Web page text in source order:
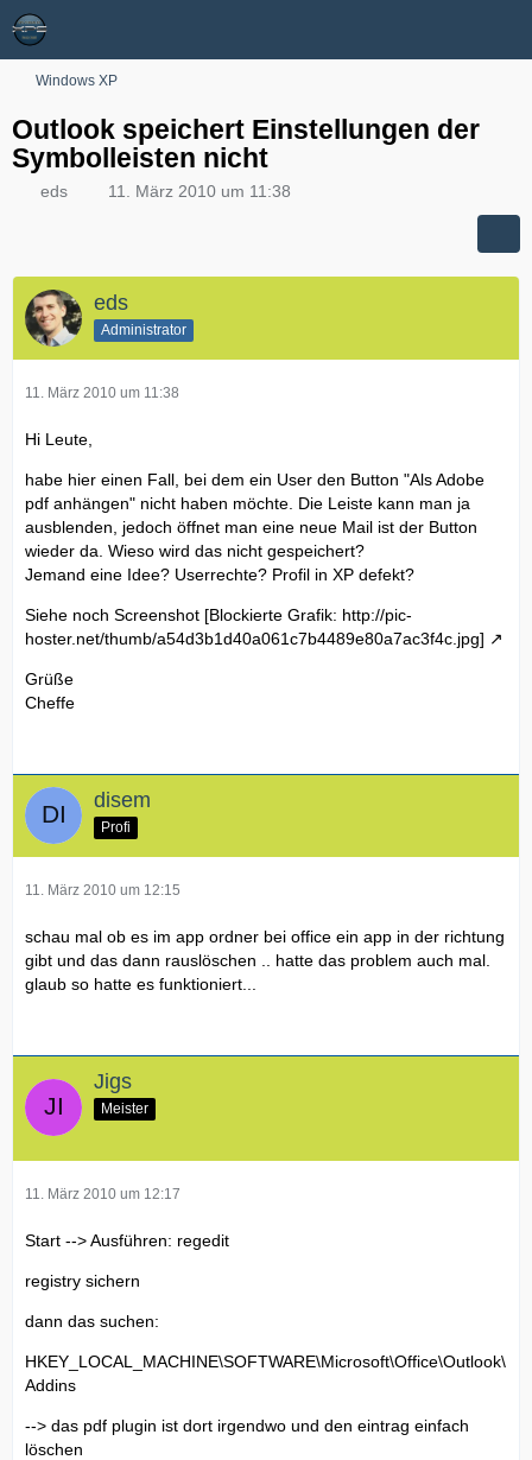
Windows XP
Outlook speichert Einstellungen der
Symbolleisten nicht
eds 11. März 2010 um 11:38
eds
Administrator
11. März 2010 um 11:38
Hi Leute,
habe hier einen Fall, bei dem ein User den Button "Als Adobe
pdf anhängen" nicht haben möchte. Die Leiste kann man ja
ausblenden, jedoch öffnet man eine neue Mail ist der Button
wieder da. Wieso wird das nicht gespeichert?
Jemand eine Idee? Userrechte? Profil in XP defekt?
Siehe noch Screenshot [Blockierte Grafik: http://pic-
hoster.net/thumb/a54d3b1d40a061c7b4489e80a7ac3f4c.jpg]
Grüße
Cheffe
disem
Profi
11. März 2010 um 12:15
schau mal ob es im app ordner bei office ein app in der richtung
gibt und das dann rauslöschen .. hatte das problem auch mal.
glaub so hatte es funktioniert...
Jigs
Meister
11. März 2010 um 12:17
Start --> Ausführen: regedit
registry sichern
dann das suchen:
HKEY_LOCAL_MACHINE\SOFTWARE\Microsoft\Office\Outlook\
Addins
--> das pdf plugin ist dort irgendwo und den eintrag einfach
löschen